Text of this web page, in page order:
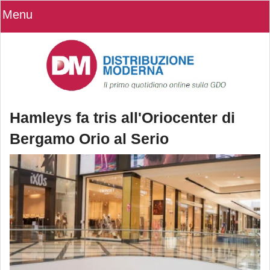
Menu
Hamleys fa tris all'Oriocenter di
Bergamo Orio al Serio